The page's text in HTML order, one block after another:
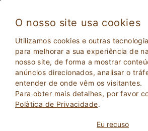
O nosso site usa cookies
Utilizamos cookies e outras
para melhorar a sua experiência de
nosso site, de forma a mostrar
anúncios direcionados, analisar o
entender de onde vêm os visitantes.
Para obter mais detalhes, por favor
Polà­tica de Privacidade.
Eu recuso
Férias de bicicleta na